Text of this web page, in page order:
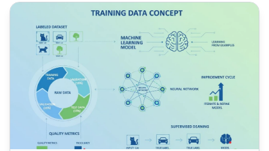
Trainingsdaten